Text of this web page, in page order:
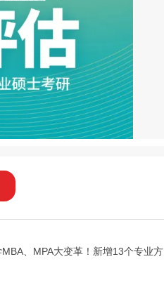
、MPA大变革！新增13个专业方